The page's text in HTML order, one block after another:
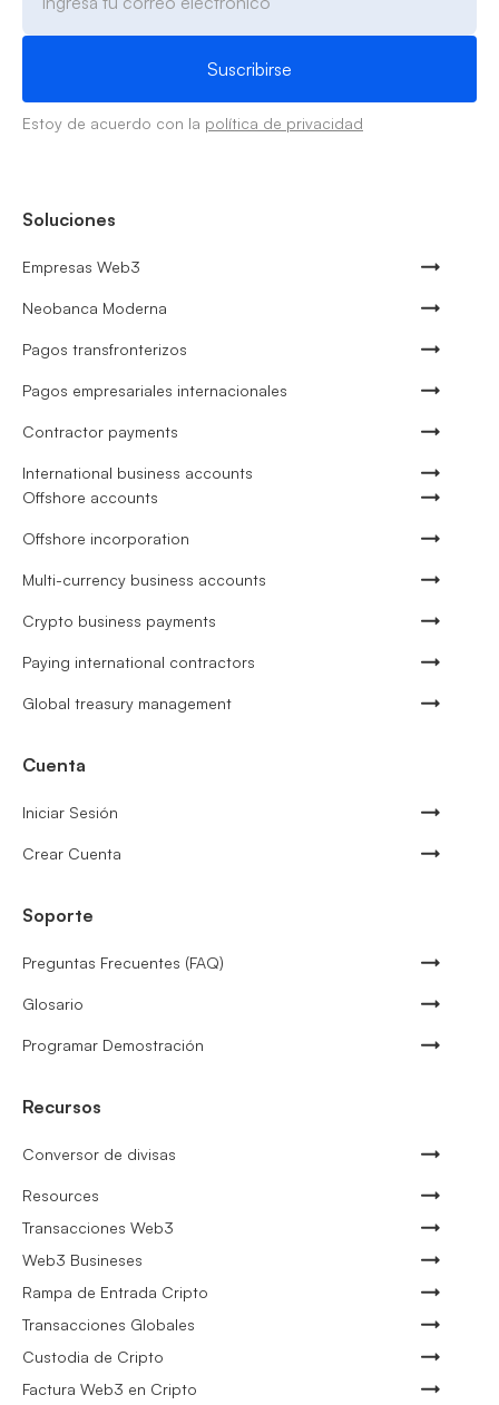
Estoy de acuerdo con la política de privacidad
Soluciones
Empresas Web3
Neobanca Moderna
Pagos transfronterizos
Pagos empresariales internacionales
Contractor payments
International business accounts
Offshore accounts
Offshore incorporation
Multi-currency business accounts
Crypto business payments
Paying international contractors
Global treasury management
Cuenta
Iniciar Sesión
Crear Cuenta
Soporte
Preguntas Frecuentes (FAQ)
Glosario
Programar Demostración
Recursos
Conversor de divisas
Resources
Transacciones Web3
Web3 Busineses
Rampa de Entrada Cripto
Transacciones Globales
Custodia de Cripto
Factura Web3 en Cripto